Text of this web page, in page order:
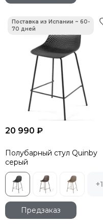
20 990 ₽
Полубарный стул Quinby
серый
+1
Предзаказ